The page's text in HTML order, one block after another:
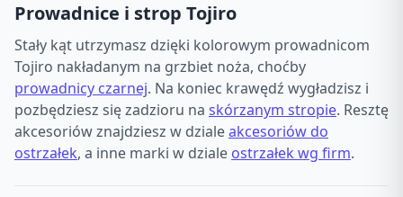
Prowadnice i strop Tojiro
Stały kąt utrzymasz dzięki kolorowym prowadnicom
Tojiro nakładanym na grzbiet noża, choćby
prowadnicy czarnej. Na koniec krawędź wygładzisz i
pozbędziesz się zadzioru na skórzanym stropie. Resztę
akcesoriów znajdziesz w dzialeakcesoriów do
ostrzałek, a inne marki w dziale ostrzałek wg firm.